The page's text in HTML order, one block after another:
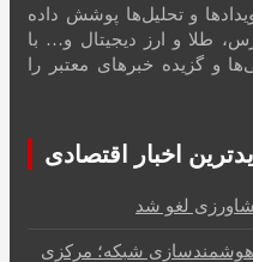
و تحلیل‌ها پوشش داده
طلا و ارز دیجیتال و… با
و گزیده خبرهای معتبر را
اخبار اقتصادی
لغو شد
تا هوشمندسازی شبکه؛ مرکزی